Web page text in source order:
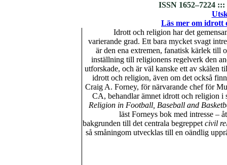
ISSN 1652–7224
Läs mer om idrott
Idrott och religion har det
varierande grad. Ett bara mycket svagt
är den ena extremen, fanatisk kärlek till
inställning till religionens regelverk den
utforskade, och är väl kanske ett av skälen
idrott och religion, även om det också
Craig A. Forney, för närvarande chef för
CA, behandlar ämnet idrott och religion i
Religion in Football, Baseball and
läst Forneys bok med intresse –
bakgrunden till det centrala begreppet civil
så småningom utvecklas till en oändlig